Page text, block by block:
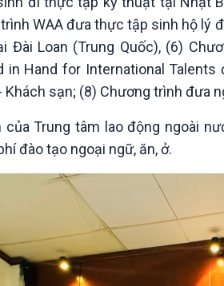
WAA đưa thực tập sinh hộ
Đài Loan (Trung Quốc), (6)
in Hand for International
sạn; (8) Chương trình đưa
Trung tâm lao động ngoài
đào tạo ngoại ngữ, ăn, ở.